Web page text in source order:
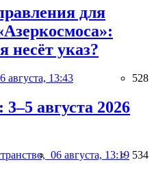
для
несёт указ?
августа, 13:43 528
августа 2026
06 августа, 13:19 534